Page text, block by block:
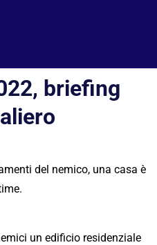
FRANÇAIS
УКРАЇНСЬКА
हिन्दी
briefing
del nemico, una casa è
un edificio residenziale